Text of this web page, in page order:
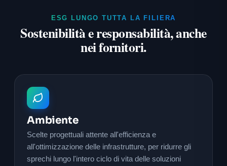
ESG LUNGO TUTTA LA FILIERA
Sostenibilità e responsabilità, anche
nei fornitori.
Ambiente
Scelte progettuali attente all'efficienza e
all'ottimizzazione delle infrastrutture, per ridurre gli
sprechi lungo l'intero ciclo di vita delle soluzioni